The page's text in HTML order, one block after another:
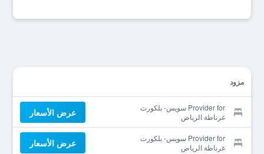
مزود
Provider for سويس- بلكورت
غرناطة الرياض
عرض الأسعار
Provider for سويس- بلكورت
غرناطة الرياض
عرض الأسعار